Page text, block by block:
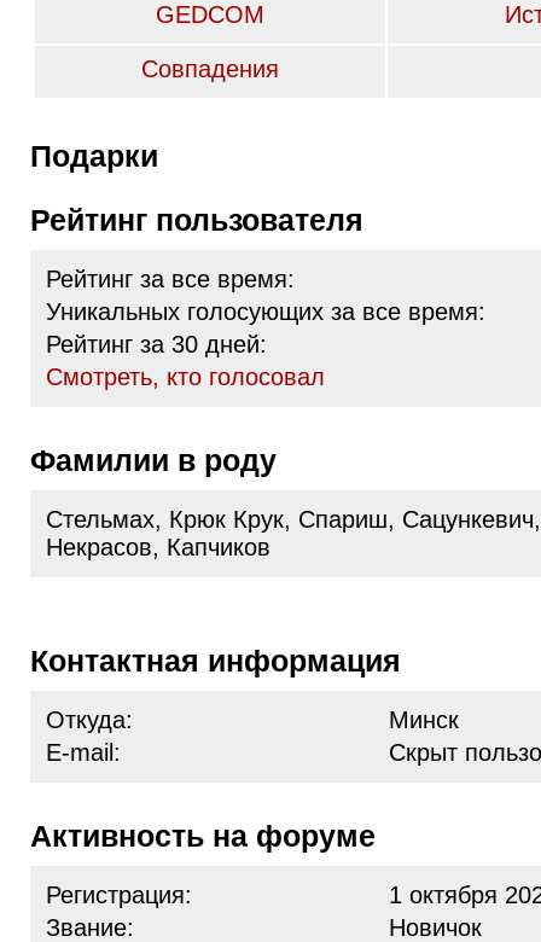
GEDCOM
Совпадения
Подарки
Рейтинг пользователя
Рейтинг за все время:
Уникальных голосующих за все время:
Рейтинг за 30 дней:
Cмотреть, кто голосовал
Фамилии в роду
Стельмах, Крюк Крук, Спариш,
Некрасов, Капчиков
Контактная информация
Откуда:
Минск
E-mail:
Скрыт
Активность на форуме
Регистрация:
1 октября
Звание:
Новичок